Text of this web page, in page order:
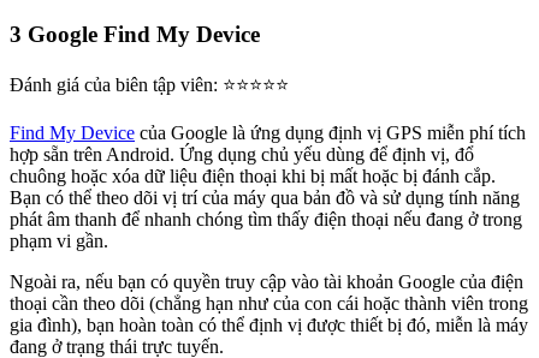
3 Google Find My Device
Đánh giá của biên tập viên: ⭐⭐⭐⭐⭐
Find My Device của Google là ứng dụng định vị GPS miễn phí tích
hợp sẵn trên Android. Ứng dụng chủ yếu dùng để định vị, đổ
chuông hoặc xóa dữ liệu điện thoại khi bị mất hoặc bị đánh cắp.
Bạn có thể theo dõi vị trí của máy qua bản đồ và sử dụng tính năng
phát âm thanh để nhanh chóng tìm thấy điện thoại nếu đang ở trong
phạm vi gần.
Ngoài ra, nếu bạn có quyền truy cập vào tài khoản Google của điện
thoại cần theo dõi (chẳng hạn như của con cái hoặc thành viên trong
gia đình), bạn hoàn toàn có thể định vị được thiết bị đó, miễn là máy
đang ở trạng thái trực tuyến.